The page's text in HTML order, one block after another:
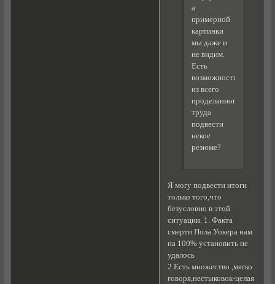
а
примерной
картинки
мы даже и
не видим.
Есть
возможность
из всего
проделанного
труда
подвести
некое
резюме?
Я могу подвести итоги
только того,что
безусловно в этой
ситуации. 1. Факта
смерти Пола Уокера нам
на 100% установить не
удалось
2.Есть множество ,мягко
говоря,нестыковок-целая